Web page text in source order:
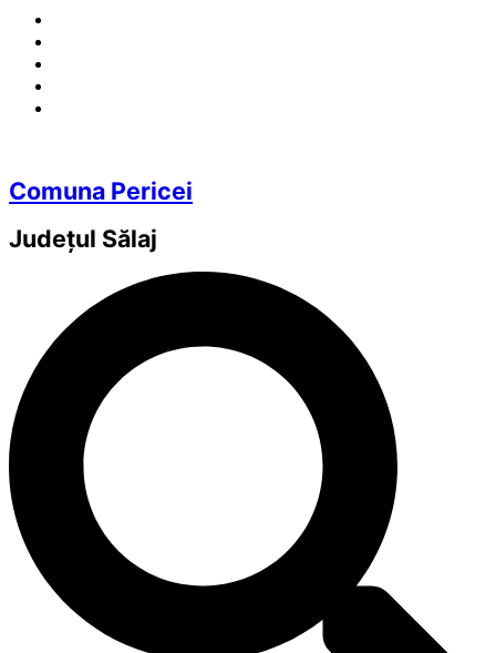
Comuna Pericei
Județul Sălaj